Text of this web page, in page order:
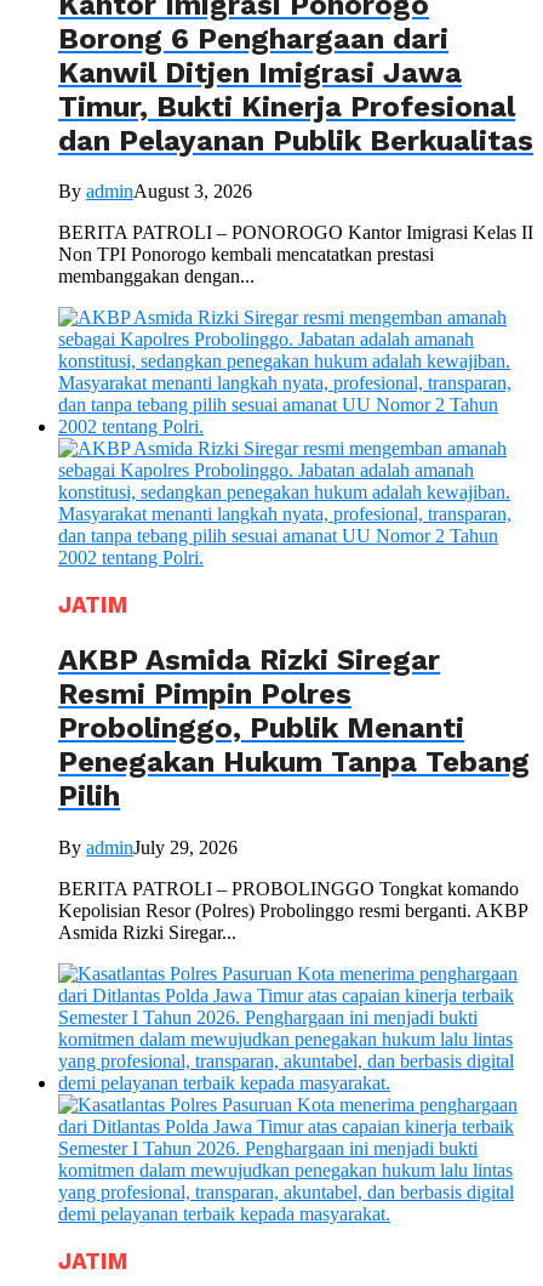
Borong 6 Penghargaan dari
Kanwil Ditjen Imigrasi Jawa
Timur, Bukti Kinerja Profesional
dan Pelayanan Publik Berkualitas
By adminAugust 3, 2026
BERITA PATROLI – PONOROGO Kantor Imigrasi Kelas II
Non TPI Ponorogo kembali mencatatkan prestasi
membanggakan dengan...
JATIM
AKBP Asmida Rizki Siregar
Resmi Pimpin Polres
Probolinggo, Publik Menanti
Penegakan Hukum Tanpa Tebang
Pilih
By adminJuly 29, 2026
BERITA PATROLI – PROBOLINGGO Tongkat komando
Kepolisian Resor (Polres) Probolinggo resmi berganti. AKBP
Asmida Rizki Siregar...
JATIM